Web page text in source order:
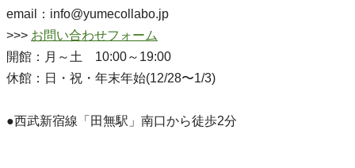
email：info@yumecollabo.jp
>>> お問い合わせフォーム
開館：月～土 10:00～19:00
休館：日・祝・年末年始(12/28〜1/3)
●西武新宿線「田無駅」南口から徒歩2分